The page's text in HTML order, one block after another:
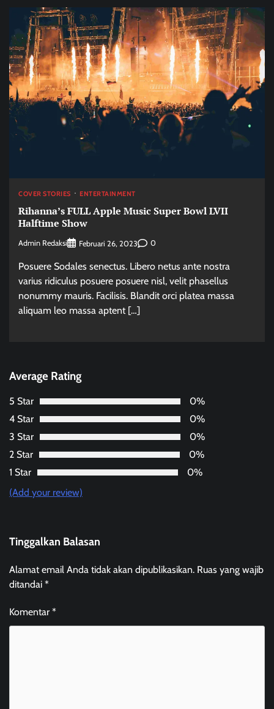
COVER STORIES ENTERTAINMENT
Rihanna’s FULL Apple Music Super Bowl LVII
Halftime Show
Admin Redaksi Februari 26, 2023 0
Posuere Sodales senectus. Libero netus ante nostra
varius ridiculus posuere posuere nisl, velit phasellus
nonummy mauris. Facilisis. Blandit orci platea massa
aliquam leo massa aptent […]
Average Rating
5 Star
0%
4 Star
0%
3 Star
0%
2 Star
0%
1 Star
0%
(Add your review)
Tinggalkan Balasan
Alamat email Anda tidak akan dipublikasikan. Ruas yang wajib
ditandai *
Komentar *